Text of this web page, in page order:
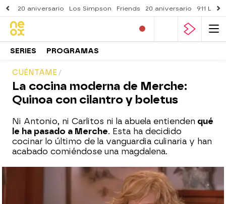
20 aniversario Los Simpson Friends 20 aniversario 911
SERIES PROGRAMAS
CUÉNTAME
La cocina moderna de Merche:
Quinoa con cilantro y boletus
Ni Antonio, ni Carlitos ni la abuela entienden qué
le ha pasado a Merche. Esta ha decidido
cocinar lo último de la vanguardia culinaria y han
acabado comiéndose una magdalena.